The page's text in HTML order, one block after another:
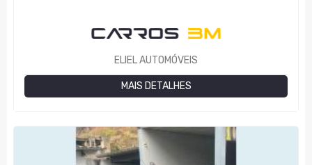
ELIEL AUTOMÓVEIS
MAIS DETALHES